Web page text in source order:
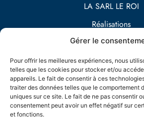
Gérer le
Pour offrir les meilleures expériences, nous
telles que les cookies pour stocker et/ou
appareils. Le fait de consentir à ces
traiter des données telles que le comportement
uniques sur ce site. Le fait de ne pas consentir
consentement peut avoir un effet négatif sur
et fonctions.
LA SARL LE ROI
Réalisations
Contact
Prestations
Maçonnerie
EXTENSION DE
Aménagement